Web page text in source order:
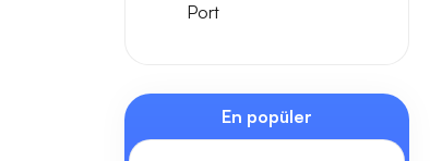
Port
En popüler